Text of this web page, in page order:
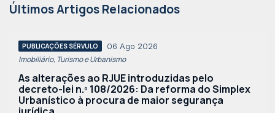
Últimos Artigos Relacionados
PUBLICAÇÕES SÉRVULO 06 Ago 2026
Imobiliário, Turismo e Urbanismo
As alterações ao RJUE introduzidas pelo
decreto-lei n.º 108/2026: Da reforma do Simplex
Urbanístico à procura de maior segurança